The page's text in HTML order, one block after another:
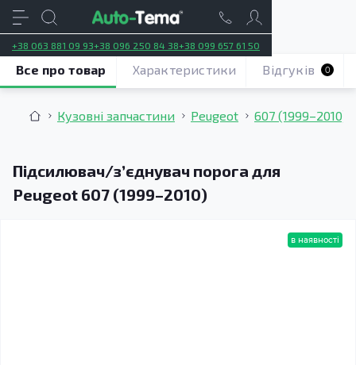
+38 063 881 09 93+38 096 250 84 38+38 099 657 61 50
Кузовні запчастини Peugeot 607 (1999–2010)
Підсилювач/зʼєднувач порога для
Peugeot 607 (1999–2010)
Все про товар Характеристики Відгуків 0
в наявності